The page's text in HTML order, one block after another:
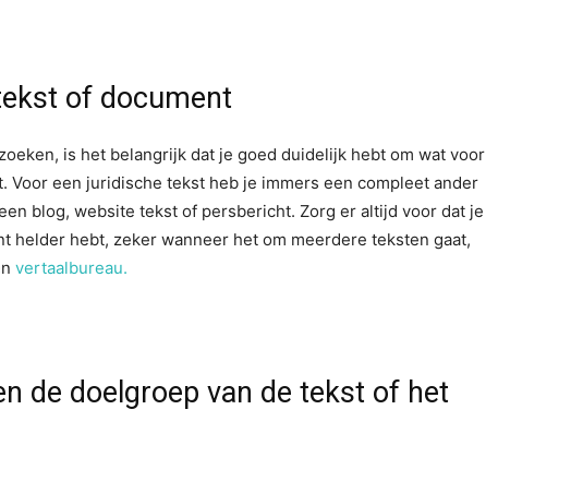
of document
is het belangrijk dat je goed duidelijk hebt om wat voor
Voor een juridische tekst heb je immers een compleet ander
blog, website tekst of persbericht. Zorg er altijd voor dat je
helder hebt, zeker wanneer het om meerdere teksten gaat,
vertaalbureau.
de doelgroep van de tekst of het